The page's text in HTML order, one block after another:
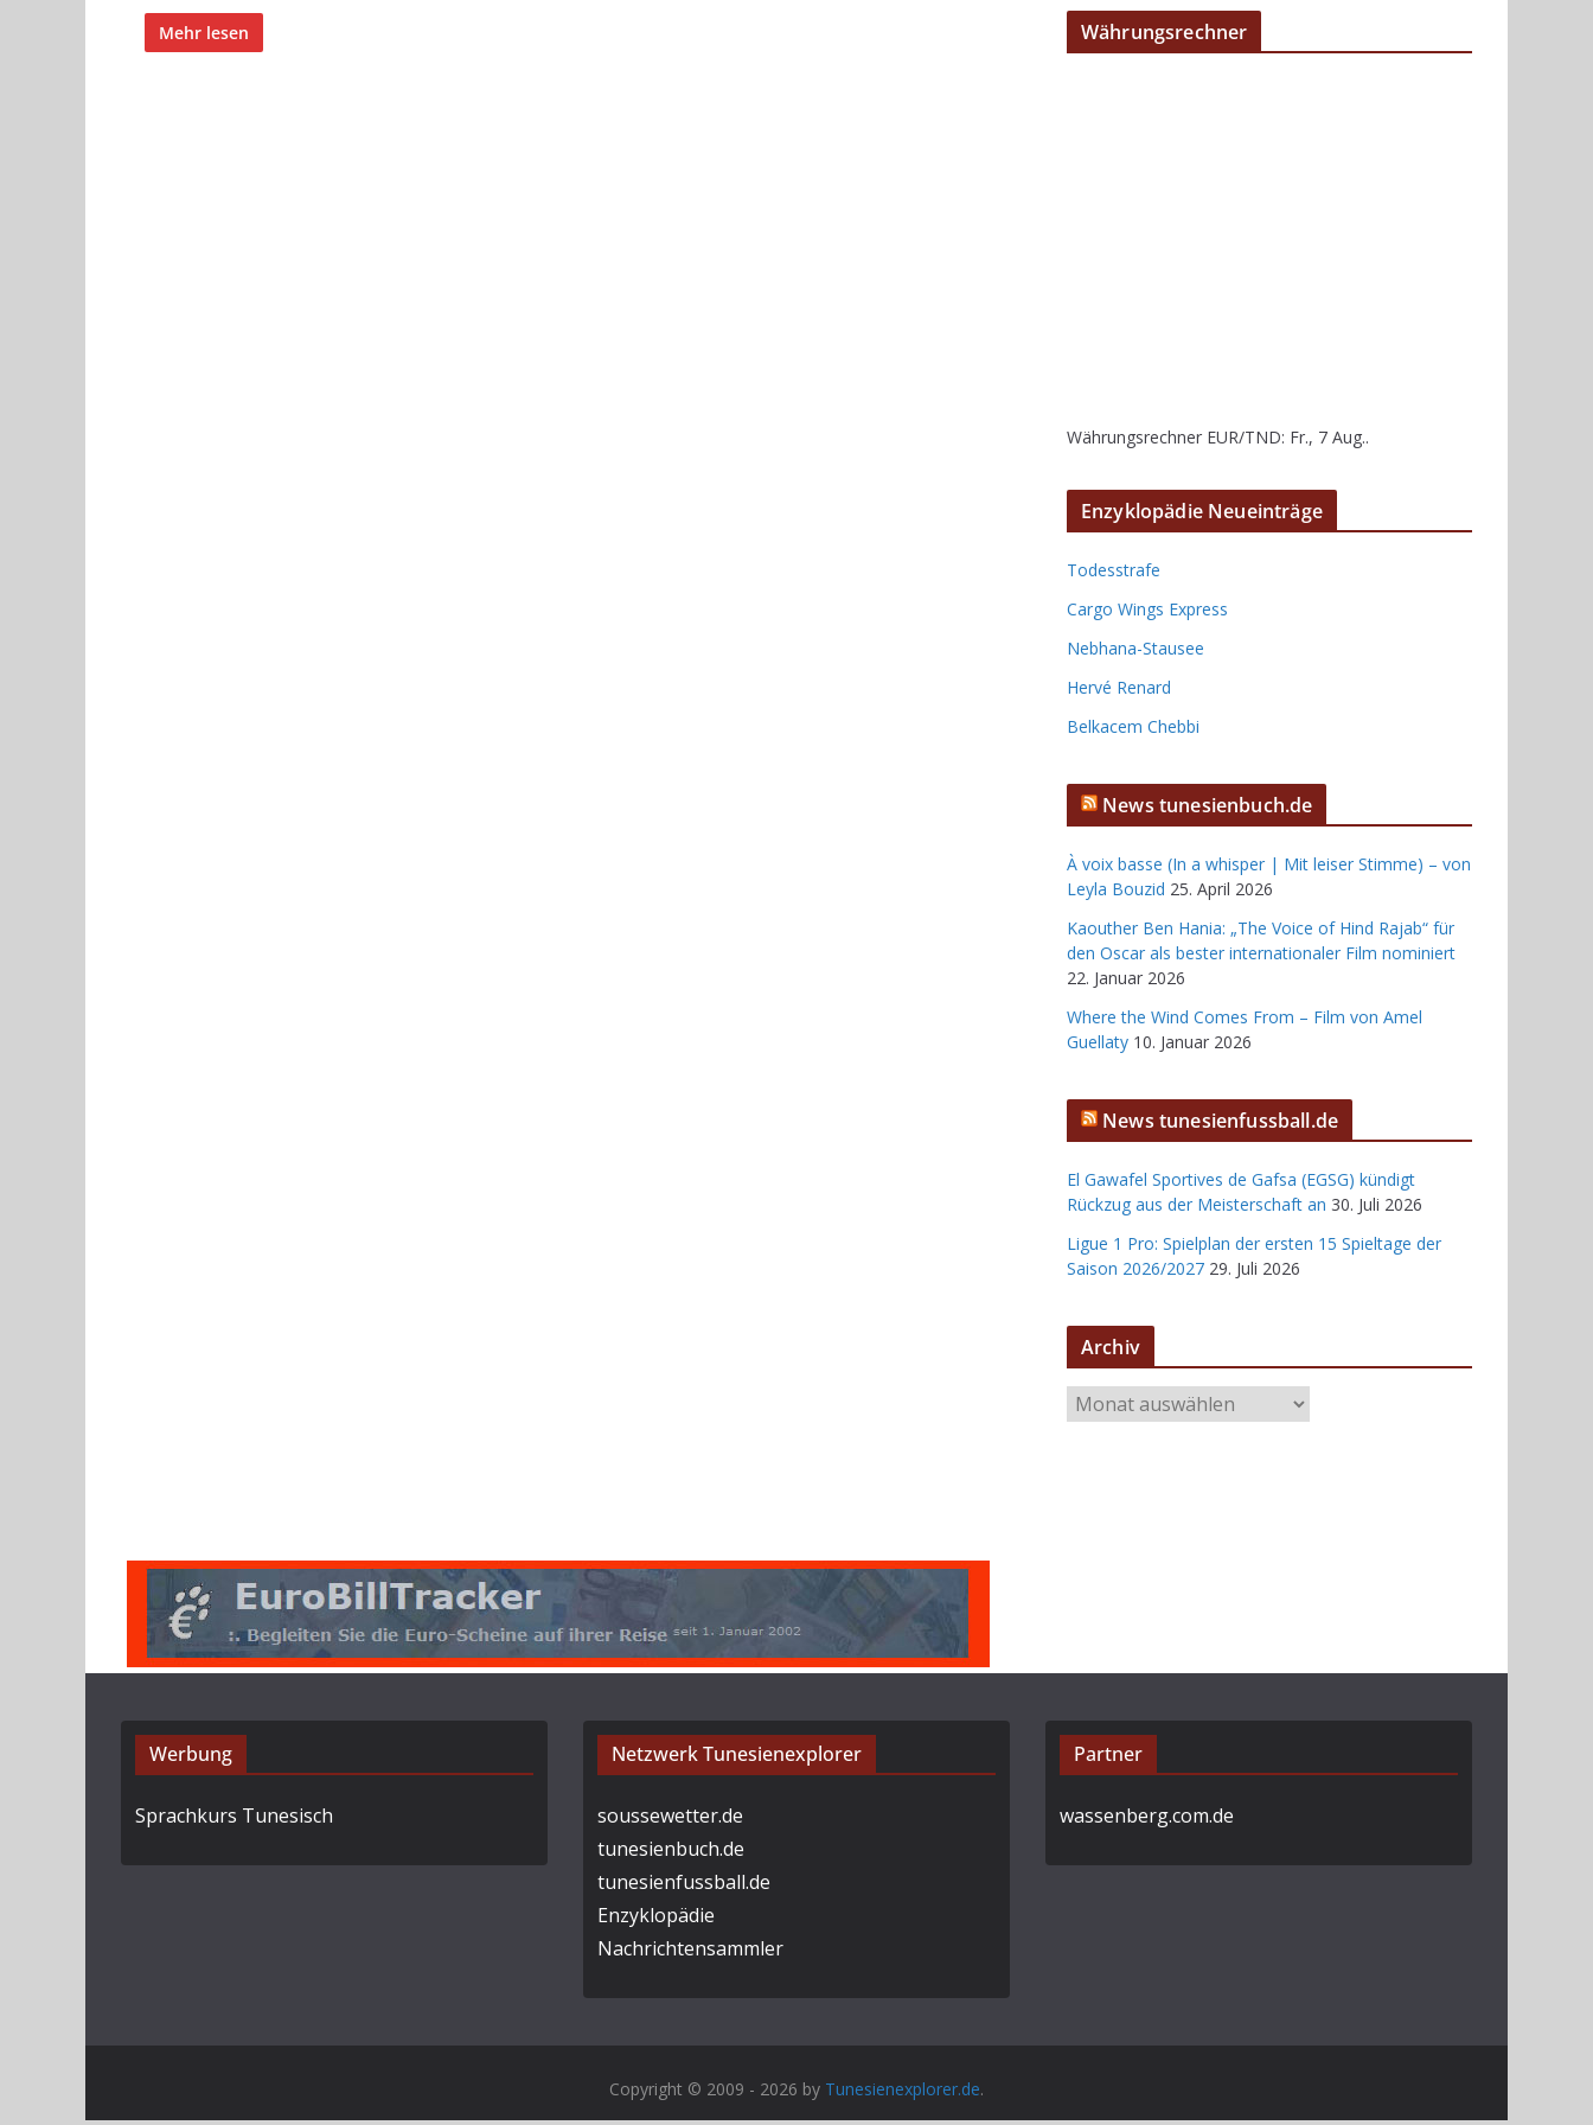
Mehr lesen Währungsrechner
Währungsrechner EUR/TND: Fr., 7 Aug..
Enzyklopädie Neueinträge
Todesstrafe
Cargo Wings Express
Nebhana-Stausee
Hervé Renard
Belkacem Chebbi
News tunesienbuch.de
À voix basse (In a whisper | Mit leiser Stimme) – von
Leyla Bouzid 25. April 2026
Kaouther Ben Hania: „The Voice of Hind Rajab“ für
den Oscar als bester internationaler Film nominiert
22. Januar 2026
Where the Wind Comes From – Film von Amel
Guellaty 10. Januar 2026
News tunesienfussball.de
El Gawafel Sportives de Gafsa (EGSG) kündigt
Rückzug aus der Meisterschaft an 30. Juli 2026
Ligue 1 Pro: Spielplan der ersten 15 Spieltage der
Saison 2026/2027 29. Juli 2026
Archiv
r
Werbung
Sprachkurs Tunesisch
Netzwerk Tunesienexplorer
soussewetter.de
tunesienbuch.de
tunesienfussball.de
Enzyklopädie
Nachrichtensammler
Partner
wassenberg.com.de
Copyright © 2009 - 2026 by Tunesienexplorer.de.